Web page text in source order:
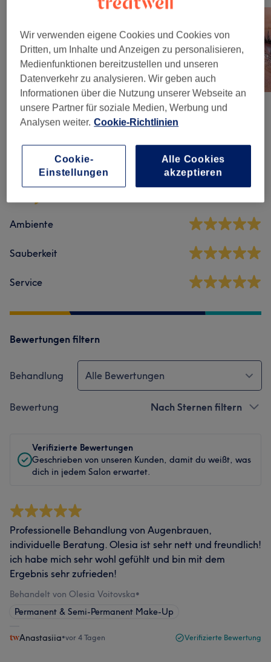
Salonbewertungen
5,0
Ambiente
Sauberkeit
Service
Bewertungen filtern
Behandlung Alle Bewertungen
Bewertung Nach Sternen filtern
Verifizierte Bewertungen
Geschrieben von unseren Kunden, damit du weißt, was
dich in jedem Salon erwartet.
Professionelle Behandlung von Augenbrauen,
individuelle Beratung. Olesia ist sehr nett und freundlich!
ich habe mich sehr wohl gefühlt und bin mit dem
Ergebnis sehr zufrieden!
Behandelt von Olesia Voitovska•
Permanent & Semi-Permanent Make-Up
Anastasiia•vor 4 Tagen Verifizierte Bewertung
Wir verwenden eigene Cookies und Cookies von
Dritten, um Inhalte und Anzeigen zu personalisieren,
Medienfunktionen bereitzustellen und unseren
Datenverkehr zu analysieren. Wir geben auch
Informationen über die Nutzung unserer Webseite an
unsere Partner für soziale Medien, Werbung und
Analysen weiter. Cookie-Richtlinien
Cookie-
Einstellungen
Alle Cookies
akzeptieren